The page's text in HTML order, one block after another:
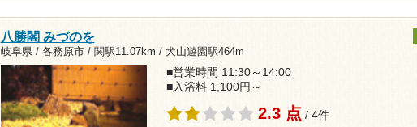
八勝閣 みづのを
岐阜県 / 各務原市 / 関駅11.07km / 犬山遊園駅464m
■営業時間 11:30～14:00
■入浴料 1,100円～
2.3 点 / 4件